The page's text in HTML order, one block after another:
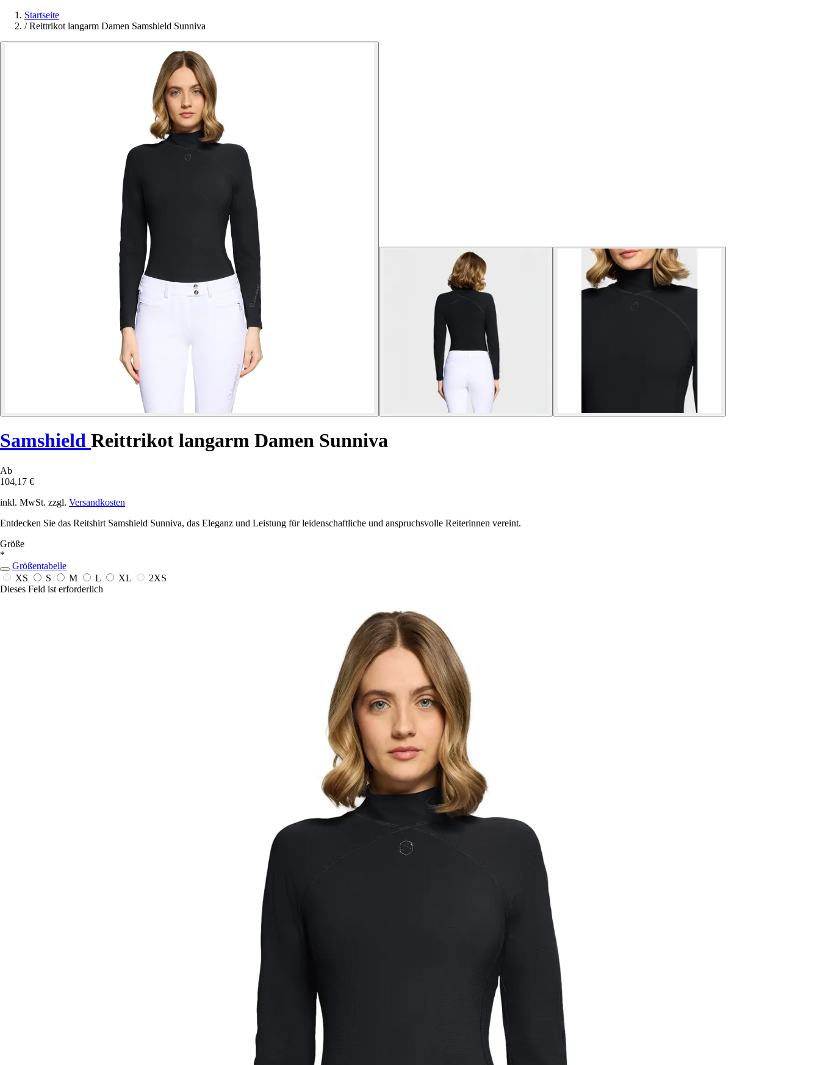
Startseite
/ Reittrikot langarm Damen Samshield Sunniva
Samshield Reittrikot langarm Damen Sunniva
Ab
104,17 €
inkl. MwSt. zzgl. Versandkosten
Entdecken Sie das Reitshirt Samshield Sunniva, das Eleganz und Leistung für leidenschaftliche und anspruchsvolle Reiterinnen vereint.
Größe
*
Größentabelle
XS
S M L XL
2XS
Dieses Feld ist erforderlich